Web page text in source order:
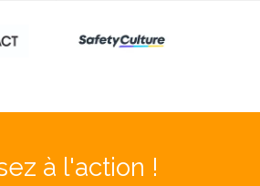
à l'action !